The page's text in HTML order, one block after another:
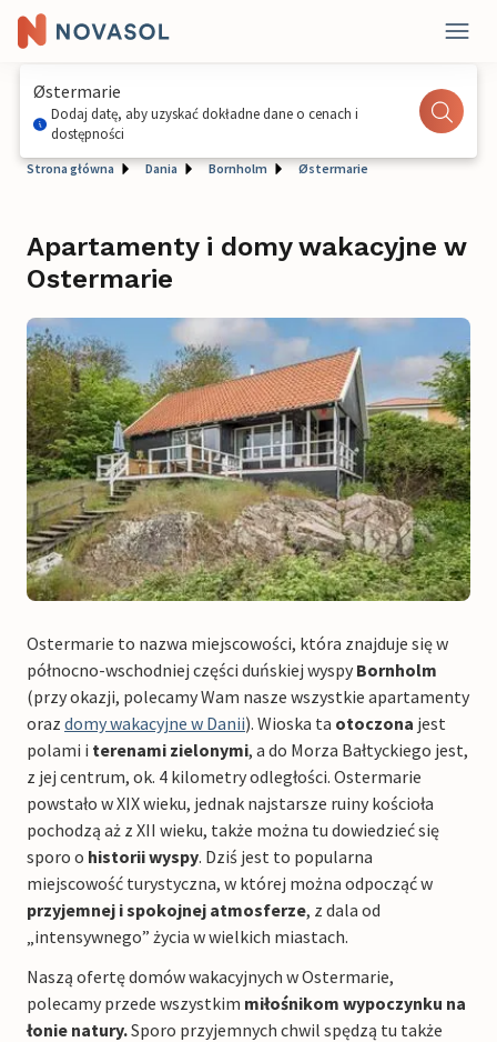
Østermarie
Dodaj datę, aby uzyskać dokładne dane o cenach i
dostępności
Strona główna Dania Bornholm Østermarie
Apartamenty i domy wakacyjne w
Ostermarie
Ostermarie to nazwa miejscowości, która znajduje się w
północno-wschodniej części duńskiej wyspy Bornholm
(przy okazji, polecamy Wam nasze wszystkie apartamenty
oraz domy wakacyjne w Danii). Wioska ta otoczona jest
polami i terenami zielonymi, a do Morza Bałtyckiego jest,
z jej centrum, ok. 4 kilometry odległości. Ostermarie
powstało w XIX wieku, jednak najstarsze ruiny kościoła
pochodzą aż z XII wieku, także można tu dowiedzieć się
sporo o historii wyspy. Dziś jest to popularna
miejscowość turystyczna, w której można odpocząć w
przyjemnej i spokojnej atmosferze, z dala od
„intensywnego” życia w wielkich miastach.
Naszą ofertę domów wakacyjnych w Ostermarie,
polecamy przede wszystkim miłośnikom wypoczynku na
łonie natury.Sporo przyjemnych chwil spędzą tu także